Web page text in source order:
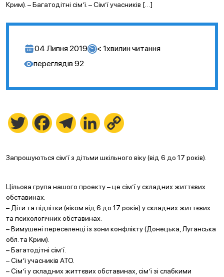
Крим). – Багатодітні сім’ї. – Сім’ї учасників […]
04 Липня 2019 < 1хвилин читання
переглядів 92
Twitter FacebookTelegramLinkedIn
Запрошуються сім’ї з дітьми шкільного віку (від 6 до 17 років).
Цільова група нашого проекту – це сім’ї у складних життєвих
обставинах:
– Діти та підлітки (віком від 6 до 17 років) у складних життєвих
та психологічних обставинах.
– Вимушені переселенці із зони конфлікту (Донецька, Луганська
обл. та Крим).
– Багатодітні сім’ї.
– Сім’ї учасників АТО.
– Сім’ї у складних життєвих обставинах, сім’ї зі слабкими